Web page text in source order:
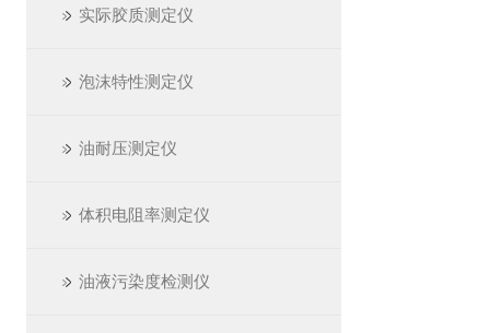
实际胶质测定仪
泡沫特性测定仪
油耐压测定仪
体积电阻率测定仪
油液污染度检测仪